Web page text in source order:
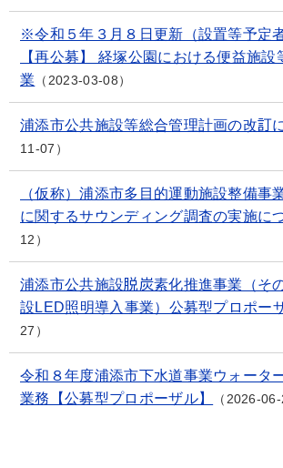
※令和５年３月８日更新（設置等予定
【再公募】 経塚公園における便益施
業
2023-03-08
浦添市公共施設等総合管理計画の改訂
11-07
（仮称）浦添市多目的運動施設整備事
に関するサウンディング調査の実施に
12
浦添市公共施設脱炭素化推進事業（そ
設LED照明導入事業）公募型プロポー
27
令和８年度浦添市下水道事業ウォータ
業務【公募型プロポーザル】
2026-